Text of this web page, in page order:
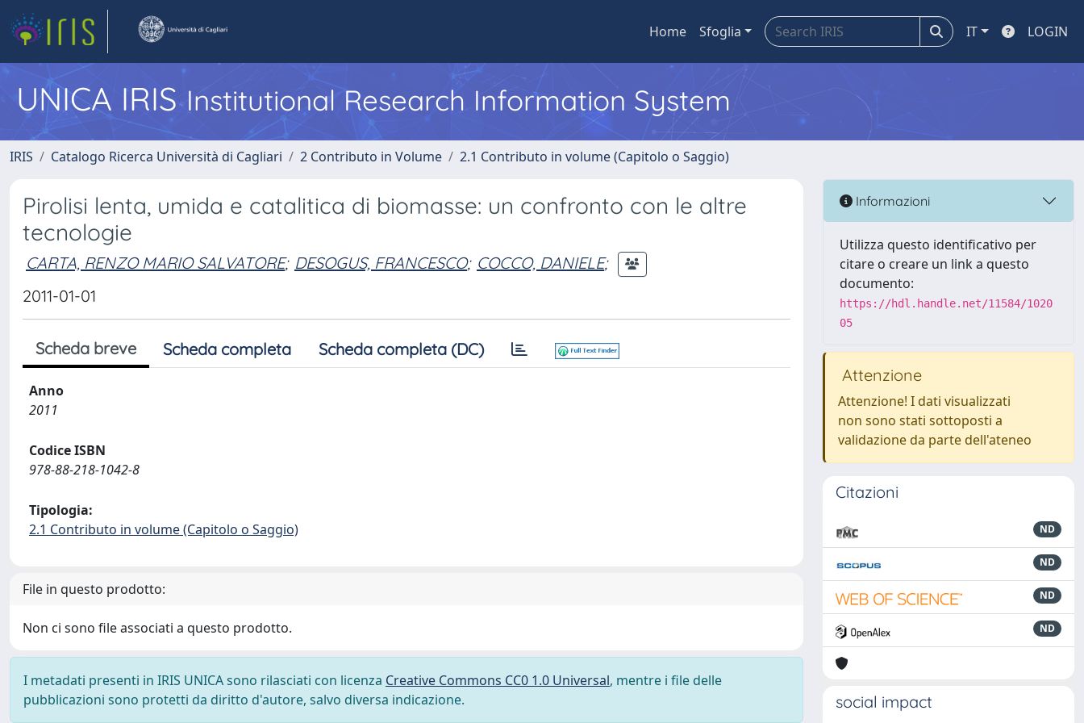
Home Sfoglia IT LOGIN
UNICA IRISInstitutional Research Information System
IRIS Catalogo Ricerca Università di Cagliari 2 Contributo in Volume 2.1 Contributo in volume (Capitolo o Saggio)
Pirolisi lenta, umida e catalitica di biomasse: un confronto con le altre
tecnologie
CARTA, RENZO MARIO SALVATORE; DESOGUS, FRANCESCO; COCCO, DANIELE;
2011-01-01
Scheda breve Scheda completa Scheda completa (DC)
Anno
2011
Codice ISBN
978-88-218-1042-8
Tipologia:
2.1 Contributo in volume (Capitolo o Saggio)
File in questo prodotto:
Non ci sono file associati a questo prodotto.
I metadati presenti in IRIS UNICA sono rilasciati con licenza Creative Commons CC0 1.0 Universal, mentre i file delle
pubblicazioni sono protetti da diritto d'autore, salvo diversa indicazione.
Informazioni
Utilizza questo identificativo per
citare o creare un link a questo
documento:
https://hdl.handle.net/11584/1020
05
Attenzione
Attenzione! I dati visualizzati
non sono stati sottoposti a
validazione da parte dell'ateneo
Citazioni
ND
ND
ND
ND
social impact